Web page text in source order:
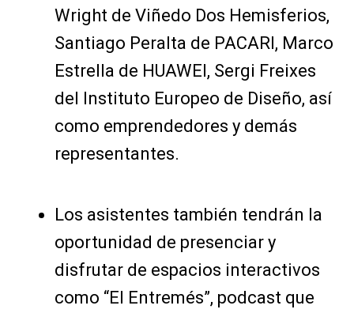
Wright de Viñedo Dos Hemisferios,
Santiago Peralta de PACARI, Marco
Estrella de HUAWEI, Sergi Freixes
del Instituto Europeo de Diseño, así
como emprendedores y demás
representantes.
Los asistentes también tendrán la
oportunidad de presenciar y
disfrutar de espacios interactivos
como “El Entremés”, podcast que